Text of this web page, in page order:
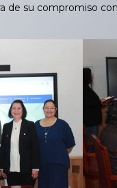
de su compromiso